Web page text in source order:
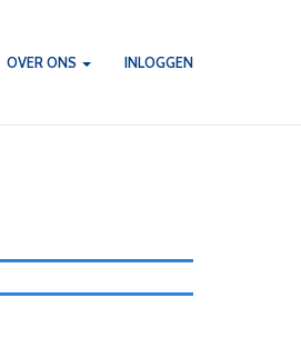
OVER ONS INLOGGEN